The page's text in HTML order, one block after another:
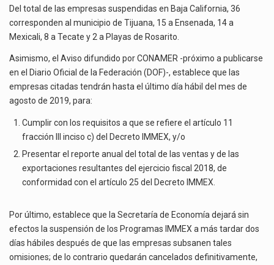
Del total de las empresas suspendidas en Baja California, 36
corresponden al municipio de Tijuana, 15 a Ensenada, 14 a
Mexicali, 8 a Tecate y 2 a Playas de Rosarito.
Asimismo, el Aviso difundido por CONAMER -próximo a publicarse
en el Diario Oficial de la Federación (DOF)-, establece que las
empresas citadas tendrán hasta el último día hábil del mes de
agosto de 2019, para:
Cumplir con los requisitos a que se refiere el artículo 11
fracción III inciso c) del Decreto IMMEX, y/o
Presentar el reporte anual del total de las ventas y de las
exportaciones resultantes del ejercicio fiscal 2018, de
conformidad con el artículo 25 del Decreto IMMEX.
Por último, establece que la Secretaría de Economía dejará sin
efectos la suspensión de los Programas IMMEX a más tardar dos
días hábiles después de que las empresas subsanen tales
omisiones; de lo contrario quedarán cancelados definitivamente,